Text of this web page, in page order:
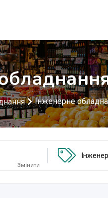
Інженерне
Змінити